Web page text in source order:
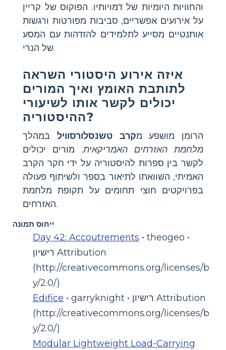
והחוויות היומיות של דמויותיו. הפוקוס של קריין
על אירועים אפשריים, סביבות מפורטות ורגשות
אותנטיים מסייע לתלמידים להזדהות עם המסע
של הנרי.
איזה אירוע היסטורי השראה
לתותבת האומץ ואיך המורים
יכולים לקשר אותו לשיעורי
ההיסטוריה?
הרומן מושפע מקרב טשנסלורסוויל במהלך
מלחמת האזרחים האמריקאית. מורים יכולים
לקשר בין ספרות להיסטוריה על ידי חקר הקרב
האמיתי, השוואתו לתיאור בספר ולשיתוף פעולה
בפרויקטים חוצי תחומים על תקופת מלחמת
האזרחים.
ייחוס תמונה
Day 42: Accoutrements • theogeo •
רישיון Attribution
(http://creativecommons.org/licenses/b
y/2.0/)
Edifice • garryknight • רישיון Attribution
(http://creativecommons.org/licenses/b
y/2.0/)
Modular Lightweight Load-Carrying